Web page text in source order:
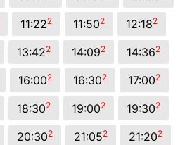
11:222 11:502 12:182
13:422 14:092 14:362
16:002 16:302 17:002
18:302 19:002 19:302
20:302 21:052 21:202